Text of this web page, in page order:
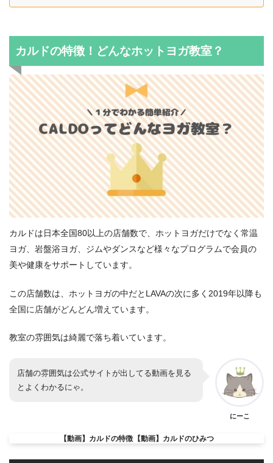
カルドの特徴！どんなホットヨガ教室？
カルドは日本全国80以上の店舗数で、ホットヨガだけでなく常温
ヨガ、岩盤浴ヨガ、ジムやダンスなど様々なプログラムで会員の
美や健康をサポートしています。
この店舗数は、ホットヨガの中だとLAVAの次に多く2019年以降も
全国に店舗がどんどん増えています。
教室の雰囲気は綺麗で落ち着いています。
店舗の雰囲気は公式サイトが出してる動画を見る
とよくわかるにゃ。
にーこ
【動画】カルドの特徴 【動画】カルドのひみつ